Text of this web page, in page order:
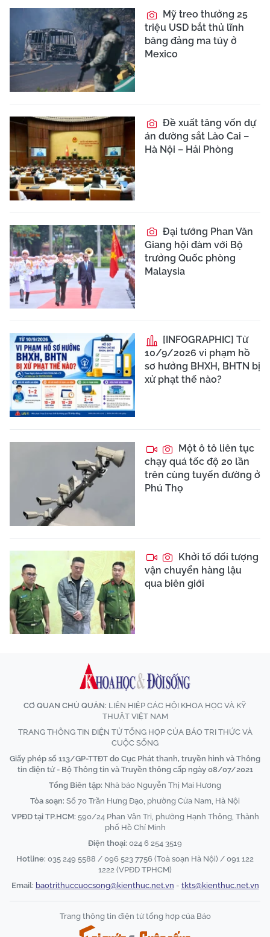
Mỹ treo thưởng 25
triệu USD bắt thủ lĩnh
băng đảng ma túy ở
Mexico
Đề xuất tăng vốn dự
án đường sắt Lào Cai –
Hà Nội – Hải Phòng
Đại tướng Phan Văn
Giang hội đàm với Bộ
trưởng Quốc phòng
Malaysia
[INFOGRAPHIC] Từ
10/9/2026 vi phạm hồ
sơ hưởng BHXH, BHTN bị
xử phạt thế nào?
Một ô tô liên tục
chạy quá tốc độ 20 lần
trên cùng tuyến đường ở
Phú Thọ
Khởi tố đối tượng
vận chuyển hàng lậu
qua biên giới
CƠ QUAN CHỦ QUẢN: LIÊN HIỆP CÁC HỘI KHOA HỌC VÀ KỸ
THUẬT VIỆT NAM
TRANG THÔNG TIN ĐIỆN TỬ TỔNG HỢP CỦA BÁO TRI THỨC VÀ
CUỘC SỐNG
Giấy phép số 113/GP-TTĐT do Cục Phát thanh, truyền hình và Thông
tin điện tử - Bộ Thông tin và Truyền thông cấp ngày 08/07/2021
Tổng Biên tập: Nhà báo Nguyễn Thị Mai Hương
Tòa soạn: Số 70 Trần Hưng Đạo, phường Cửa Nam, Hà Nội
VPĐD tại TP.HCM: 590/24 Phan Văn Trị, phường Hạnh Thông, Thành
phố Hồ Chí Minh
Điện thoại: 024 6 254 3519
Hotline: 035 249 5588 / 096 523 7756 (Toà soạn Hà Nội) / 091 122
1222 (VPĐD TPHCM)
Email: baotrithuccuocsong@kienthuc.net.vn - tkts@kienthuc.net.vn
Trang thông tin điện tử tổng hợp của Báo